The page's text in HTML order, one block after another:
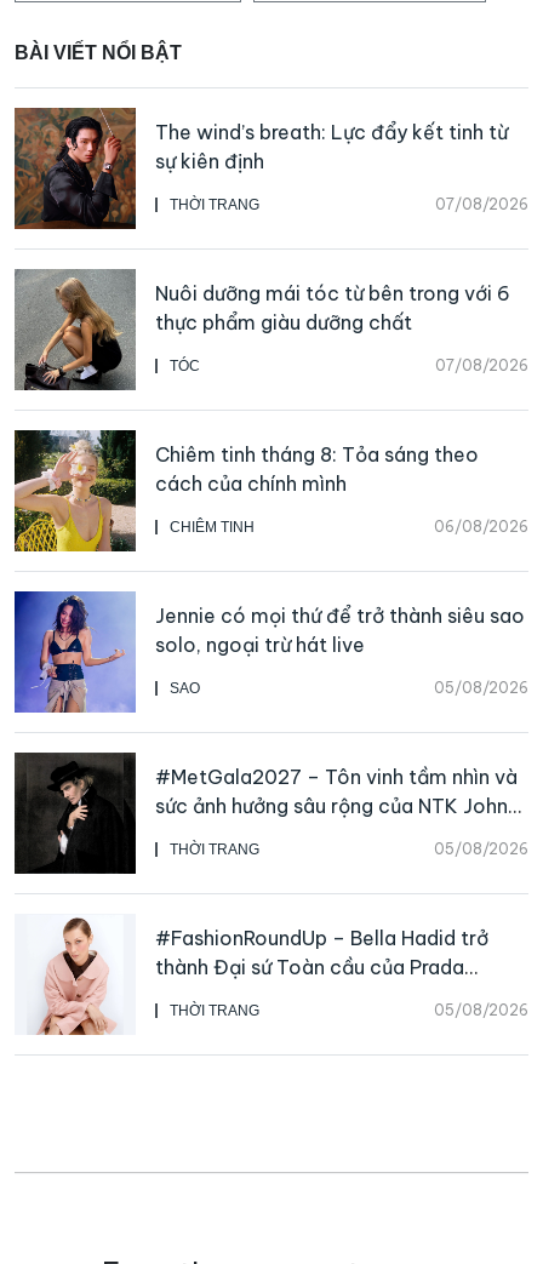
BÀI VIẾT NỔI BẬT
THỜI TRANG 07/08/2026
The wind’s breath: Lực đẩy kết tinh từ
sự kiên định
TÓC 07/08/2026
Nuôi dưỡng mái tóc từ bên trong với 6
thực phẩm giàu dưỡng chất
CHIÊM TINH 06/08/2026
Chiêm tinh tháng 8: Tỏa sáng theo
cách của chính mình
SAO 05/08/2026
Jennie có mọi thứ để trở thành siêu sao
solo, ngoại trừ hát live
THỜI TRANG 05/08/2026
#MetGala2027 – Tôn vinh tầm nhìn và
sức ảnh hưởng sâu rộng của NTK John
Galliano
THỜI TRANG 05/08/2026
#FashionRoundUp – Bella Hadid trở
thành Đại sứ Toàn cầu của Prada
Beauty, CHANEL mua lại Charvet